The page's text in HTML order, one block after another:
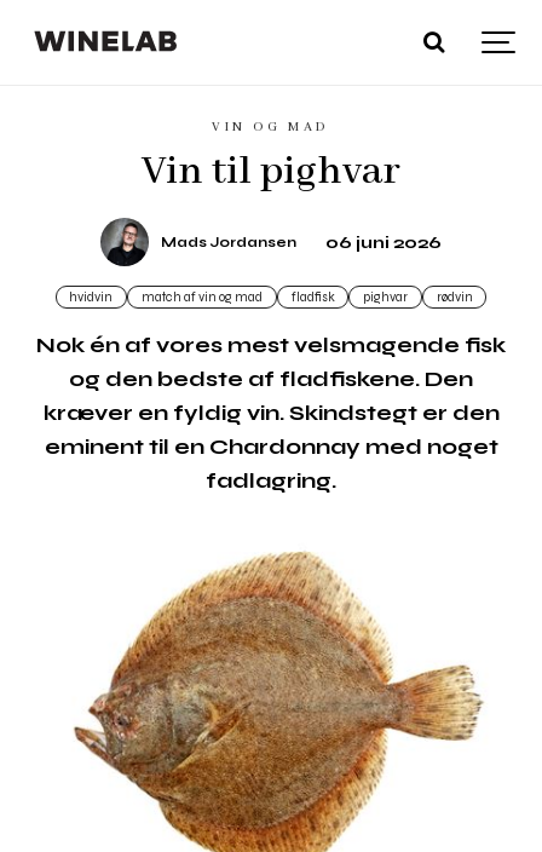
VIN OG MAD
Vin til pighvar
Mads Jordansen 06 juni 2026
hvidvin match af vin og mad fladfisk pighvar rødvin
Nok én af vores mest velsmagende fisk
og den bedste af fladfiskene. Den
kræver en fyldig vin. Skindstegt er den
eminent til en Chardonnay med noget
fadlagring.